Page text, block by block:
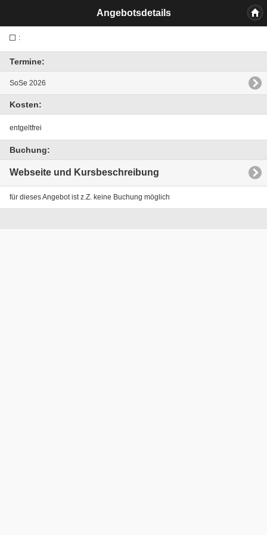
Angebotsdetails
:
Termine:
SoSe 2026
Kosten:
entgeltfrei
Buchung:
Webseite und Kursbeschreibung
für dieses Angebot ist z.Z. keine Buchung möglich